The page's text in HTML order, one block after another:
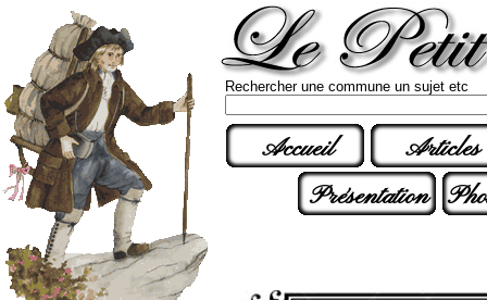
Rechercher une commune un sujet etc
Accueil
Articles
Présentation